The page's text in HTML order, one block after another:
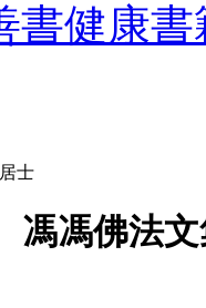
書健康書
士
馮馮佛法